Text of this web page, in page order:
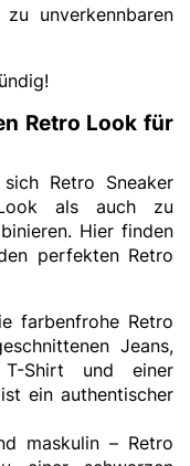
unverkennbaren
Retro Look für
Retro Sneaker
als auch zu
Hier finden
perfekten Retro
farbenfrohe Retro
Jeans,
Shirt und einer
ein authentischer
maskulin – Retro